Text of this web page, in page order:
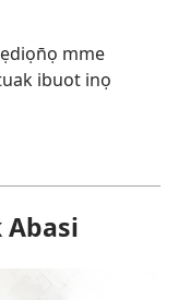
mme
ibuot inọ
Abasi